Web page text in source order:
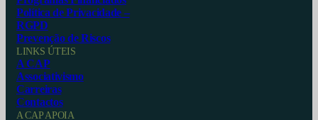
Política de Privacidade –
RGPD
Prevenção de Riscos
LINKS ÚTEIS
A CAP
Associativismo
Carreiras
Contactos
A CAP APOIA